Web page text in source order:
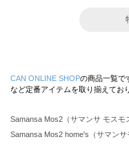
CAN ONLINE SHOPの商品一覧で
など定番アイテムを取り揃えてお
Samansa Mos2（サマンサ モスモ
Samansa Mos2 home's（サマン